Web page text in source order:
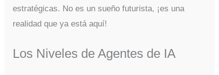
estratégicas. No es un sueño futurista, ¡es una
realidad que ya está aquí!
Los Niveles de Agentes de IA